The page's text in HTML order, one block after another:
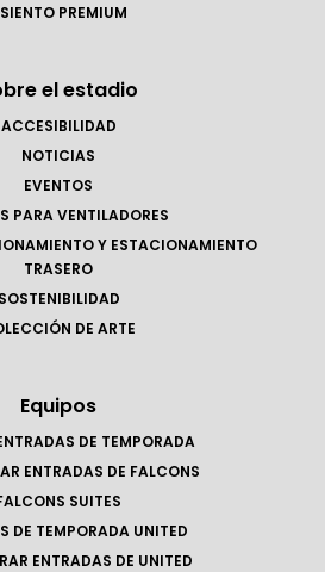
PREMIUM
el estadio
ACCESIBILIDAD
NOTICIAS
EVENTOS
PARA VENTILADORES
Y ESTACIONAMIENTO
TRASERO
SOSTENIBILIDAD
DE ARTE
Equipos
DE TEMPORADA
ENTRADAS DE FALCONS
SUITES
DE TEMPORADA UNITED
ENTRADAS DE UNITED